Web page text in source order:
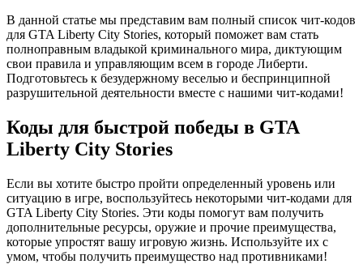
В данной статье мы представим вам полный список чит-кодов
для GTA Liberty City Stories, который поможет вам стать
полноправным владыкой криминального мира, диктующим
свои правила и управляющим всем в городе Либерти.
Подготовьтесь к безудержному веселью и беспринципной
разрушительной деятельности вместе с нашими чит-кодами!
Коды для быстрой победы в GTA
Liberty City Stories
Если вы хотите быстро пройти определенный уровень или
ситуацию в игре, воспользуйтесь некоторыми чит-кодами для
GTA Liberty City Stories. Эти коды помогут вам получить
дополнительные ресурсы, оружие и прочие преимущества,
которые упростят вашу игровую жизнь. Используйте их с
умом, чтобы получить преимущество над противниками!